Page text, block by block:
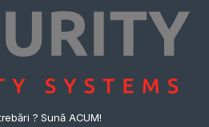
? Sună ACUM!